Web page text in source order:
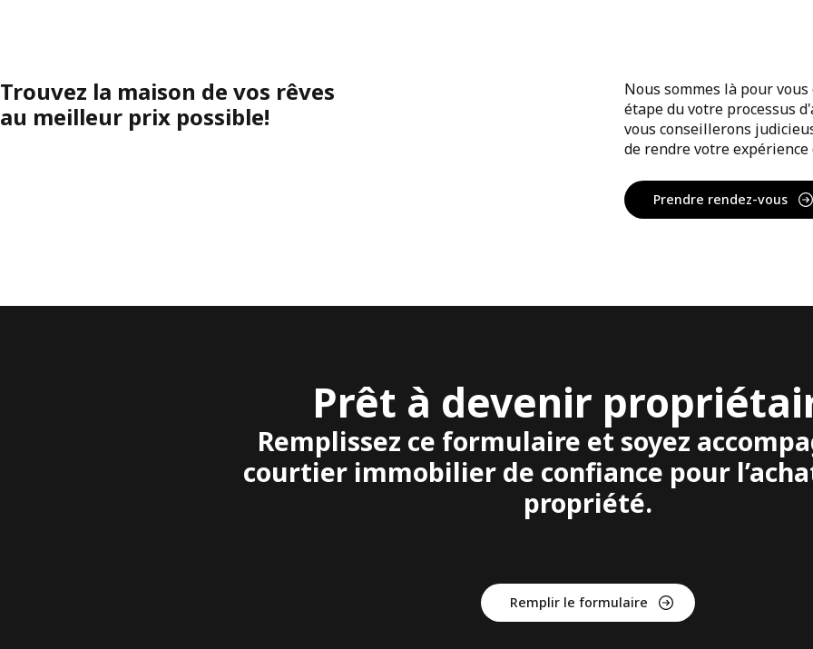
Trouvez la maison de vos rêves
au meilleur prix possible!
Nous sommes là pour
étape du votre processus
vous conseillerons
de rendre votre
Prendre rendez-vous
Prêt à devenir
Remplissez ce formulaire et soyez
courtier immobilier de confiance pour
propriété.
Remplir le formulaire